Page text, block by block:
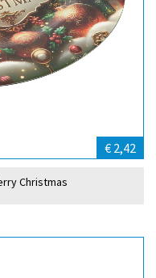
€ 2,42
Christmas